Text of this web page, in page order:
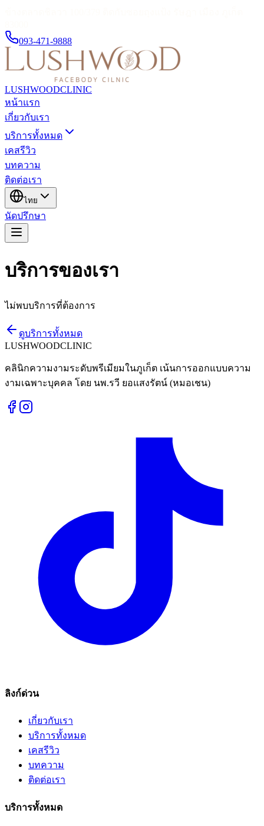
093-471-9888
LUSHWOODCLINIC
หน้าแรก
เกี่ยวกับเรา
บริการทั้งหมด
เคสรีวิว
บทความ
ติดต่อเรา
ไทย
นัดปรึกษา
บริการของเรา
ไม่พบบริการที่ต้องการ
ดูบริการทั้งหมด
LUSHWOODCLINIC
คลินิกความงามระดับพรีเมียมในภูเก็ต เน้นการออกแบบความ
งามเฉพาะบุคคล โดย นพ.รวี ยอแสงรัตน์ (หมอเชน)
ลิงก์ด่วน
เกี่ยวกับเรา
บริการทั้งหมด
เคสรีวิว
บทความ
ติดต่อเรา
บริการทั้งหมด